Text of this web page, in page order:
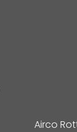
Airco